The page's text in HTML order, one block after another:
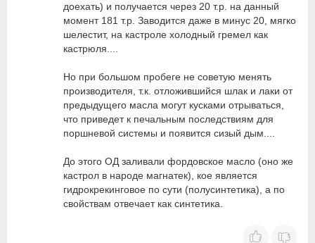
доехать) и получается через 20 т.р. на данный
момент 181 т.р. Заводится даже в минус 20, мягко
шелестит, на кастроле холодный гремел как
кастрюля....
Но при большом пробеге не советую менять
производителя, т.к. отложившийся шлак и лаки от
предыдущего масла могут кусками отрываться,
что приведет к печальным последствиям для
поршневой системы и появится сизый дым....
До этого ОД заливали фордовское масло (оно же
кастрол в народе магнатек), кое является
гидрокрекинговое по сути (полусинтетика), а по
свойствам отвечает как синтетика.